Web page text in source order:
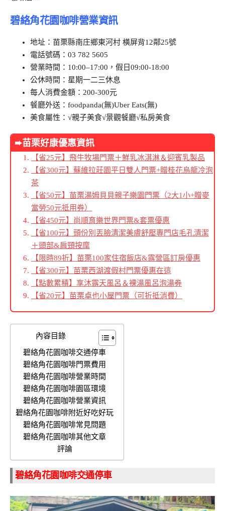
碧絡角花園咖啡營業資訊
地址：苗栗縣南庄鄉東河村 橫屏背12鄰25號
電話號碼：03 782 5605
營業時間：10:00–17:00，假日09:00-18:00
公休時間：星期一二三休息
每人消費金額：200-300元
餐廳外送：foodpanda(無)Uber Eats(無)
美食屬性：√親子美食√景觀餐廳√私房美食
➨苗栗好康優惠資訊
【省25元】飛牛牧場門票＋鮮乳冰淇淋＆迎賓乳製品
【省300元】蘇維拉莊園平日雙人門票+贈桂花烏龍冷泡
茶
【省50元】苗栗湯姆貝貝親子樂園門票（2大1小+贈麥
當勞50元抵用券）
【省450元】尚順育樂世界門票&套票優惠
【省100元】頭份別丟臉清潔美膚舒壓專門店毛孔清潔
＋頭部&肩頸按摩
【限時89折】苗栗100家住宿飯店&露營區訂房優惠
【省300元】苗栗西湖渡假村門票優惠在這
【點數累積】享沐露天風呂＆裸湯風呂泡湯券
【省20元】苗栗卓也小屋門票（可折抵消費）
內容目錄
碧絡角花園咖啡交通停車
碧絡角花園咖啡門票費用
碧絡角花園咖啡營業時間
碧絡角花園咖啡園區環境
碧絡角花園咖啡營業資訊
碧絡角花園咖啡附近好吃好玩
碧絡角花園咖啡常見問題
碧絡角花園咖啡其他文章
評論
碧絡角花園咖啡交通停車